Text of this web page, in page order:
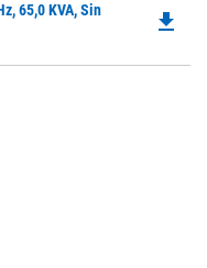
65,0 KVA, Sin
file_download